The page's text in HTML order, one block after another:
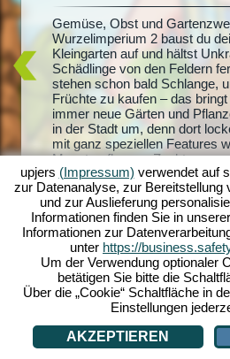
2
zu
auch
Gemüse, Obst und
Wurzelimperium 2 baust du
Kleingarten auf und hältst
Schädlinge von den Feldern
stehen schon bald Schlange,
Früchte zu kaufen – das
immer neue Gärten und
in der Stadt um, denn dort
mit ganz speziellen Features
Monsterpflanzen-Zucht...
upjers (Impressum) verwendet auf
zur Datenanalyse, zur Bereitstellung
und zur Auslieferung
Informationen finden Sie in unserer
Informationen zur
unter https://
Um der Verwendung optionaler
betätigen Sie bitte die
Über die „Cookie“ Schaltfläche in
Einstellungen
AKZEPTIEREN